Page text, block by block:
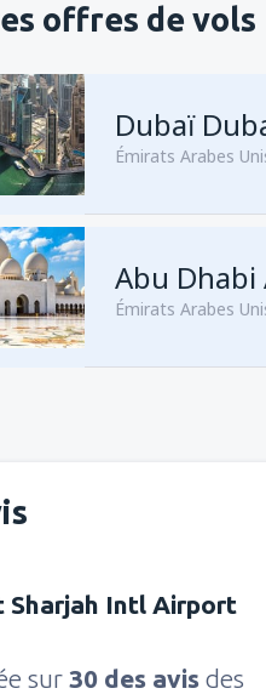
offres de vols
Émirats Arabes
Émirats Arabes
Sharjah Intl Airport
sur 30 des avis des